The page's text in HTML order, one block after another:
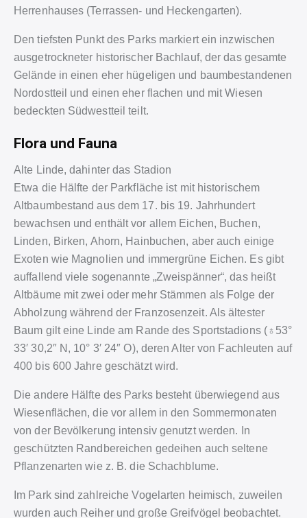
Herrenhauses (Terrassen- und Heckengarten).
Den tiefsten Punkt des Parks markiert ein inzwischen
ausgetrockneter historischer Bachlauf, der das gesamte
Gelände in einen eher hügeligen und baumbestandenen
Nordostteil und einen eher flachen und mit Wiesen
bedeckten Südwestteil teilt.
Flora und Fauna
Alte Linde, dahinter das Stadion
Etwa die Hälfte der Parkfläche ist mit historischem
Altbaumbestand aus dem 17. bis 19. Jahrhundert
bewachsen und enthält vor allem Eichen, Buchen,
Linden, Birken, Ahorn, Hainbuchen, aber auch einige
Exoten wie Magnolien und immergrüne Eichen. Es gibt
auffallend viele sogenannte „Zweispänner“, das heißt
Altbäume mit zwei oder mehr Stämmen als Folge der
Abholzung während der Franzosenzeit. Als ältester
Baum gilt eine Linde am Rande des Sportstadions (♁53°
33′ 30,2″ N, 10° 3′ 24″ O), deren Alter von Fachleuten auf
400 bis 600 Jahre geschätzt wird.
Die andere Hälfte des Parks besteht überwiegend aus
Wiesenflächen, die vor allem in den Sommermonaten
von der Bevölkerung intensiv genutzt werden. In
geschützten Randbereichen gedeihen auch seltene
Pflanzenarten wie z. B. die Schachblume.
Im Park sind zahlreiche Vogelarten heimisch, zuweilen
wurden auch Reiher und große Greifvögel beobachtet.